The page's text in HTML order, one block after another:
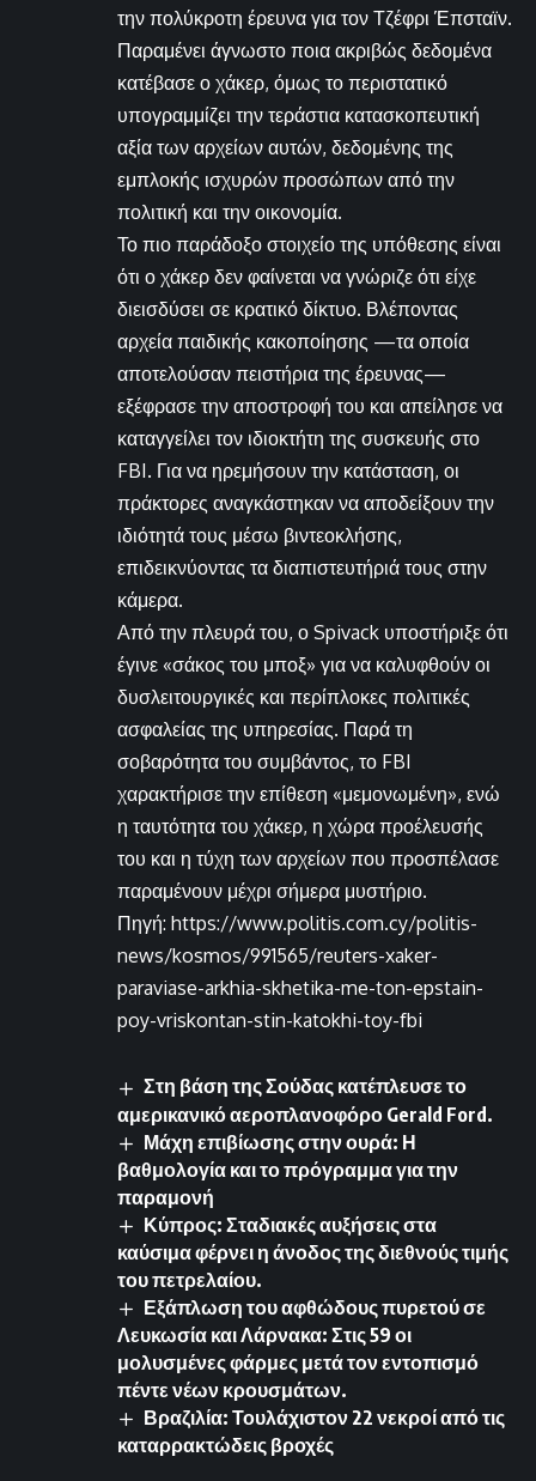
την πολύκροτη έρευνα για τον Τζέφρι Έπσταϊν.
Παραμένει άγνωστο ποια ακριβώς δεδομένα
κατέβασε ο χάκερ, όμως το περιστατικό
υπογραμμίζει την τεράστια κατασκοπευτική
αξία των αρχείων αυτών, δεδομένης της
εμπλοκής ισχυρών προσώπων από την
πολιτική και την οικονομία.
Το πιο παράδοξο στοιχείο της υπόθεσης είναι
ότι ο χάκερ δεν φαίνεται να γνώριζε ότι είχε
διεισδύσει σε κρατικό δίκτυο. Βλέποντας
αρχεία παιδικής κακοποίησης —τα οποία
αποτελούσαν πειστήρια της έρευνας—
εξέφρασε την αποστροφή του και απείλησε να
καταγγείλει τον ιδιοκτήτη της συσκευής στο
FBI. Για να ηρεμήσουν την κατάσταση, οι
πράκτορες αναγκάστηκαν να αποδείξουν την
ιδιότητά τους μέσω βιντεοκλήσης,
επιδεικνύοντας τα διαπιστευτήριά τους στην
κάμερα.
Από την πλευρά του, ο Spivack υποστήριξε ότι
έγινε «σάκος του μποξ» για να καλυφθούν οι
δυσλειτουργικές και περίπλοκες πολιτικές
ασφαλείας της υπηρεσίας. Παρά τη
σοβαρότητα του συμβάντος, το FBI
χαρακτήρισε την επίθεση «μεμονωμένη», ενώ
η ταυτότητα του χάκερ, η χώρα προέλευσής
του και η τύχη των αρχείων που προσπέλασε
παραμένουν μέχρι σήμερα μυστήριο.
Πηγή: https://www.politis.com.cy/politis-
news/kosmos/991565/reuters-xaker-
paraviase-arkhia-skhetika-me-ton-epstain-
poy-vriskontan-stin-katokhi-toy-fbi
Στη βάση της Σούδας κατέπλευσε το
αμερικανικό αεροπλανοφόρο Gerald Ford.
Μάχη επιβίωσης στην ουρά: Η
βαθμολογία και το πρόγραμμα για την
παραμονή
Κύπρος: Σταδιακές αυξήσεις στα
καύσιμα φέρνει η άνοδος της διεθνούς τιμής
του πετρελαίου.
Εξάπλωση του αφθώδους πυρετού σε
Λευκωσία και Λάρνακα: Στις 59 οι
μολυσμένες φάρμες μετά τον εντοπισμό
πέντε νέων κρουσμάτων.
Βραζιλία: Τουλάχιστον 22 νεκροί από τις
καταρρακτώδεις βροχές